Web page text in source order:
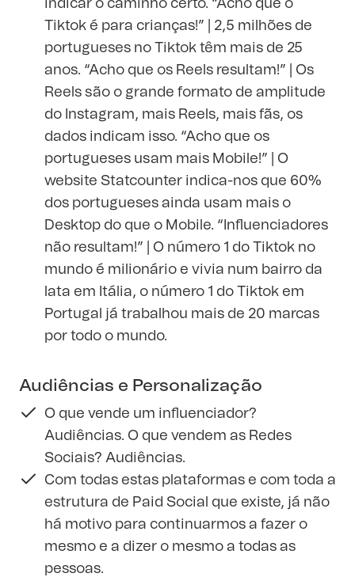
indicar o caminho certo. “Acho que o
Tiktok é para crianças!” | 2,5 milhões de
portugueses no Tiktok têm mais de 25
anos. “Acho que os Reels resultam!” | Os
Reels são o grande formato de amplitude
do Instagram, mais Reels, mais fãs, os
dados indicam isso. “Acho que os
portugueses usam mais Mobile!” | O
website Statcounter indica-nos que 60%
dos portugueses ainda usam mais o
Desktop do que o Mobile. “Influenciadores
não resultam!” | O número 1 do Tiktok no
mundo é milionário e vivia num bairro da
lata em Itália, o número 1 do Tiktok em
Portugal já trabalhou mais de 20 marcas
por todo o mundo.
Audiências e Personalização
O que vende um influenciador?
Audiências. O que vendem as Redes
Sociais? Audiências.
Com todas estas plataformas e com toda a
estrutura de Paid Social que existe, já não
há motivo para continuarmos a fazer o
mesmo e a dizer o mesmo a todas as
pessoas.